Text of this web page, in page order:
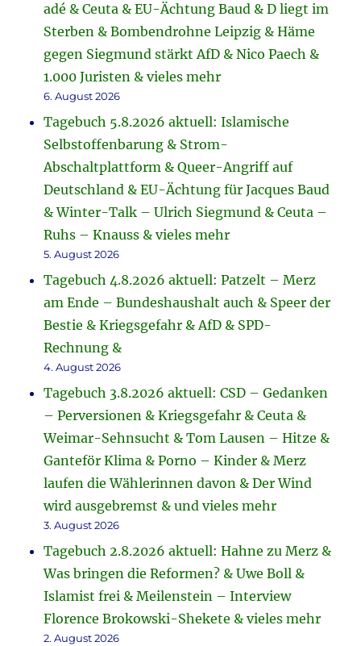
adé & Ceuta & EU-Ächtung Baud & D liegt im
Sterben & Bombendrohne Leipzig & Häme
gegen Siegmund stärkt AfD & Nico Paech &
1.000 Juristen & vieles mehr
6. August 2026
Tagebuch 5.8.2026 aktuell: Islamische
Selbstoffenbarung & Strom-
Abschaltplattform & Queer-Angriff auf
Deutschland & EU-Ächtung für Jacques Baud
& Winter-Talk – Ulrich Siegmund & Ceuta –
Ruhs – Knauss & vieles mehr
5. August 2026
Tagebuch 4.8.2026 aktuell: Patzelt – Merz
am Ende – Bundeshaushalt auch & Speer der
Bestie & Kriegsgefahr & AfD & SPD-
Rechnung &
4. August 2026
Tagebuch 3.8.2026 aktuell: CSD – Gedanken
– Perversionen & Kriegsgefahr & Ceuta &
Weimar-Sehnsucht & Tom Lausen – Hitze &
Ganteför Klima & Porno – Kinder & Merz
laufen die Wählerinnen davon & Der Wind
wird ausgebremst & und vieles mehr
3. August 2026
Tagebuch 2.8.2026 aktuell: Hahne zu Merz &
Was bringen die Reformen? & Uwe Boll &
Islamist frei & Meilenstein – Interview
Florence Brokowski-Shekete & vieles mehr
2. August 2026